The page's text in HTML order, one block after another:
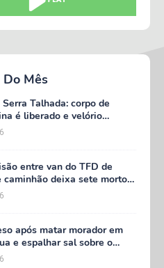
Mês
Talhada: corpo de
é liberado e velório
domingo
entre van do TFD de
caminhão deixa sete mortos
após matar morador em
e espalhar sal sobre o
Talhada